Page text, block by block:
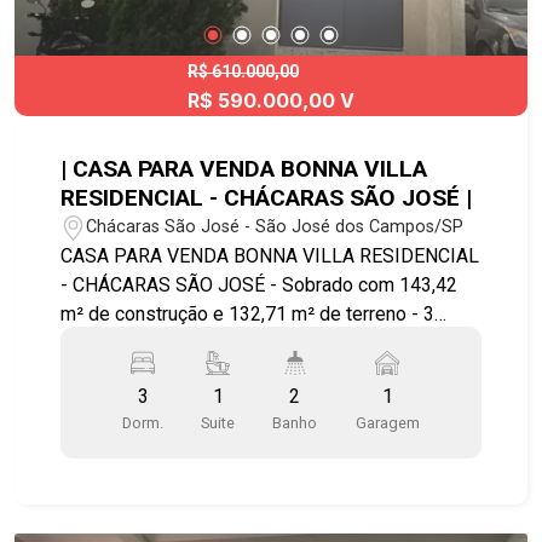
acesso à Via Cambuí, Embraer, Aeroporto de São
José dos Campos, INPE, Tamoios e DCTA.
Agende já sua visita!! #imobiliaria
#geraçãoimóveis #casavenda
R$ 610.000,00
R$ 590.000,00 V
| CASA PARA VENDA BONNA VILLA
RESIDENCIAL - CHÁCARAS SÃO JOSÉ |
Chácaras São José - São José dos Campos/SP
CASA PARA VENDA BONNA VILLA RESIDENCIAL
- CHÁCARAS SÃO JOSÉ - Sobrado com 143,42
m² de construção e 132,71 m² de terreno - 3
Suíte com armários planejados - Ampla sala 2
ambientes - Cozinha planejada com balcões em
mármore na cozinha - Área gourmet com
3
Dorm.
1
Suite
2
Banho
1
Garagem